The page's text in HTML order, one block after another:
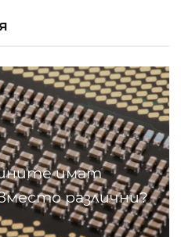
имат
различни?